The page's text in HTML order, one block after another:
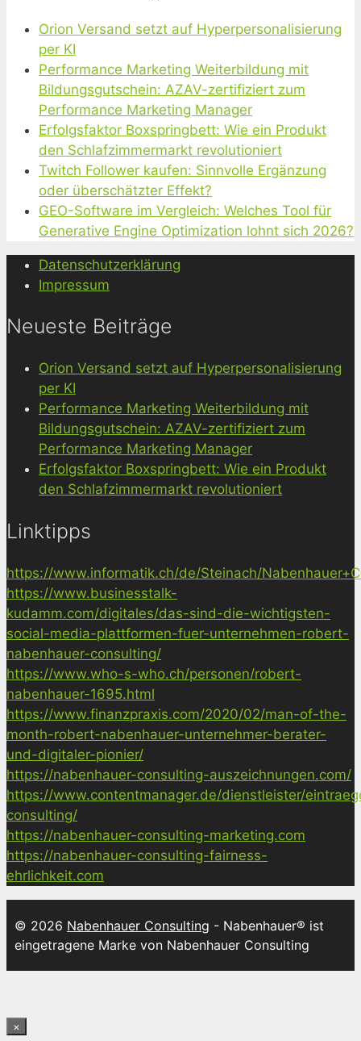
Orion Versand setzt auf Hyperpersonalisierung
per KI
Performance Marketing Weiterbildung mit
Bildungsgutschein: AZAV-zertifiziert zum
Performance Marketing Manager
Erfolgsfaktor Boxspringbett: Wie ein Produkt
den Schlafzimmermarkt revolutioniert
Twitch Follower kaufen: Sinnvolle Ergänzung
oder überschätzter Effekt?
GEO-Software im Vergleich: Welches Tool für
Generative Engine Optimization lohnt sich 2026?
Datenschutzerklärung
Impressum
Neueste Beiträge
Orion Versand setzt auf Hyperpersonalisierung
per KI
Performance Marketing Weiterbildung mit
Bildungsgutschein: AZAV-zertifiziert zum
Performance Marketing Manager
Erfolgsfaktor Boxspringbett: Wie ein Produkt
den Schlafzimmermarkt revolutioniert
Linktipps
https://www.informatik.ch/de/Steinach/
https://www.businesstalk-
kudamm.com/digitales/das-sind-die-wichtigsten-
social-media-plattformen-fuer-unternehmen-robert-
nabenhauer-consulting/
https://www.who-s-who.ch/personen/robert-
nabenhauer-1695.html
https://www.finanzpraxis.com/2020/02/man-of-the-
month-robert-nabenhauer-unternehmer-berater-
und-digitaler-pionier/
https://nabenhauer-consulting-auszeichnungen.com/
https://www.contentmanager.de/dienstleister/
consulting/
https://nabenhauer-consulting-marketing.com
https://nabenhauer-consulting-fairness-
ehrlichkeit.com
© 2026 Nabenhauer Consulting - Nabenhauer® ist
eingetragene Marke von Nabenhauer Consulting
×